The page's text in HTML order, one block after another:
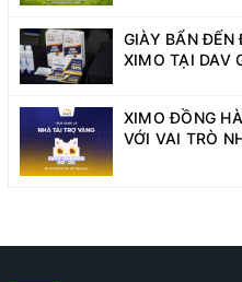
GIÀY BẨN ĐẾN
XIMO TẠI DAV
XIMO ĐỒNG
VỚI VAI TRÒ